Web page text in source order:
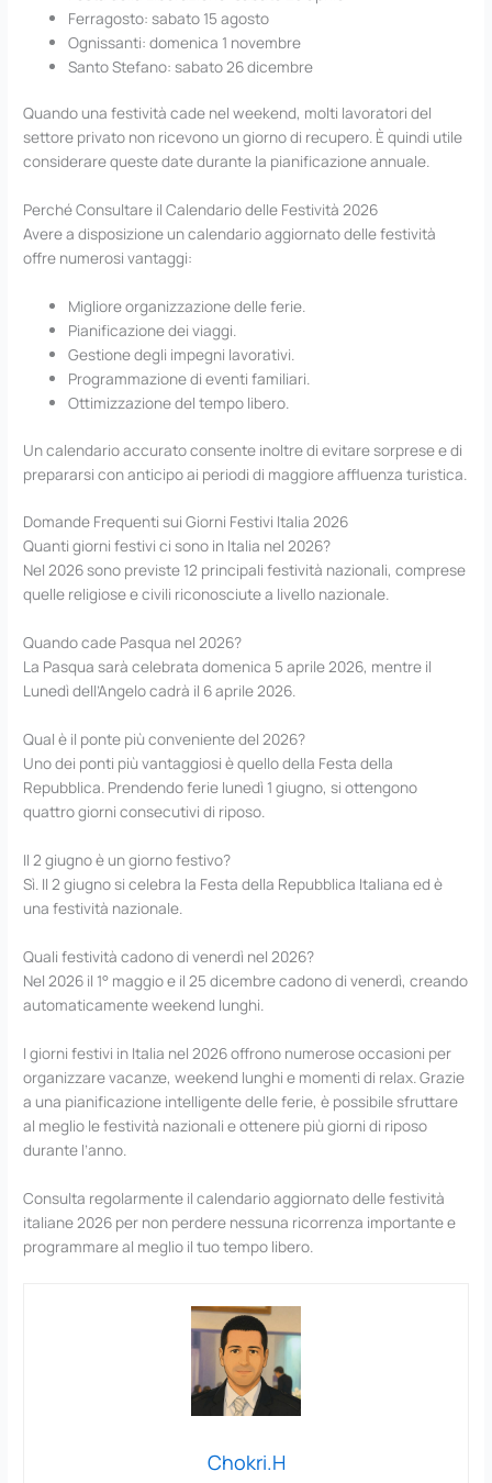
Ferragosto: sabato 15 agosto
Ognissanti: domenica 1 novembre
Santo Stefano: sabato 26 dicembre
Quando una festività cade nel weekend, molti lavoratori del
settore privato non ricevono un giorno di recupero. È quindi utile
considerare queste date durante la pianificazione annuale.
Perché Consultare il Calendario delle Festività 2026
Avere a disposizione un calendario aggiornato delle festività
offre numerosi vantaggi:
Migliore organizzazione delle ferie.
Pianificazione dei viaggi.
Gestione degli impegni lavorativi.
Programmazione di eventi familiari.
Ottimizzazione del tempo libero.
Un calendario accurato consente inoltre di evitare sorprese e di
prepararsi con anticipo ai periodi di maggiore affluenza turistica.
Domande Frequenti sui Giorni Festivi Italia 2026
Quanti giorni festivi ci sono in Italia nel 2026?
Nel 2026 sono previste 12 principali festività nazionali, comprese
quelle religiose e civili riconosciute a livello nazionale.
Quando cade Pasqua nel 2026?
La Pasqua sarà celebrata domenica 5 aprile 2026, mentre il
Lunedì dell’Angelo cadrà il 6 aprile 2026.
Qual è il ponte più conveniente del 2026?
Uno dei ponti più vantaggiosi è quello della Festa della
Repubblica. Prendendo ferie lunedì 1 giugno, si ottengono
quattro giorni consecutivi di riposo.
Il 2 giugno è un giorno festivo?
Sì. Il 2 giugno si celebra la Festa della Repubblica Italiana ed è
una festività nazionale.
Quali festività cadono di venerdì nel 2026?
Nel 2026 il 1° maggio e il 25 dicembre cadono di venerdì, creando
automaticamente weekend lunghi.
I giorni festivi in Italia nel 2026 offrono numerose occasioni per
organizzare vacanze, weekend lunghi e momenti di relax. Grazie
a una pianificazione intelligente delle ferie, è possibile sfruttare
al meglio le festività nazionali e ottenere più giorni di riposo
durante l’anno.
Consulta regolarmente il calendario aggiornato delle festività
italiane 2026 per non perdere nessuna ricorrenza importante e
programmare al meglio il tuo tempo libero.
Chokri.H